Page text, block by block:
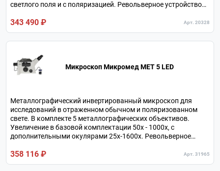
светлого поля и c поляризацией. Револьверное устройство
подключения камеры.
343 490 ₽ Арт. 20328
Микроскоп Микромед МЕТ 5 LED
Металлографический инвертированный микроскоп для
исследований в отраженном обычном и поляризованном
свете. В комплекте 5 металлографических объективов.
Увеличение в базовой комплектации 50х - 1000х, с
дополнительными окулярами 25х-1600х. Револьверное
визуализации для камеры. Предметный столик допускает
нагрузку до 5 кг.
358 116 ₽ Арт. 31965